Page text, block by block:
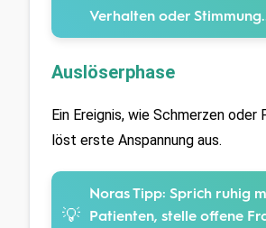
Verhalten oder
Auslöserphase
Ein Ereignis, wie Schmerzen oder
löst erste Anspannung aus.
💡
Noras Tipp: Sprich ruhig
Patienten, stelle offene